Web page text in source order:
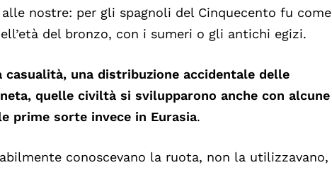
nostre: per gli spagnoli del Cinquecento fu come
del bronzo, con i sumeri o gli antichi egizi.
casualità, una distribuzione accidentale delle
quelle civiltà si svilupparono anche con alcune
prime sorte invece in Eurasia.
conoscevano la ruota, non la utilizzavano,